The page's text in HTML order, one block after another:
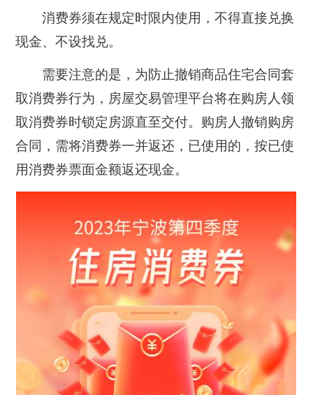
消费券须在规定时限内使用，不得直接兑换
现金、不设找兑。
需要注意的是，为防止撤销商品住宅合同套
取消费券行为，房屋交易管理平台将在购房人领
取消费券时锁定房源直至交付。购房人撤销购房
合同，需将消费券一并返还，已使用的，按已使
用消费券票面金额返还现金。